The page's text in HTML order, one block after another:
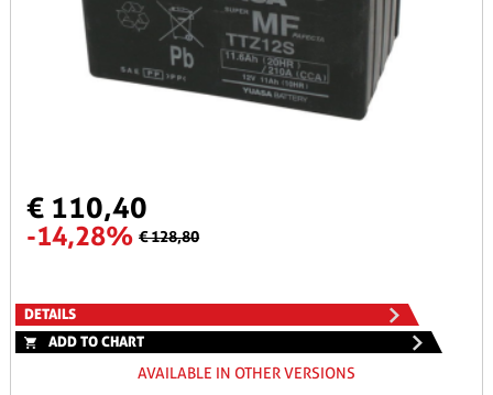
€ 110,40
-14,28% € 128,80
DETAILS
ADD TO CHART
AVAILABLE IN OTHER VERSIONS